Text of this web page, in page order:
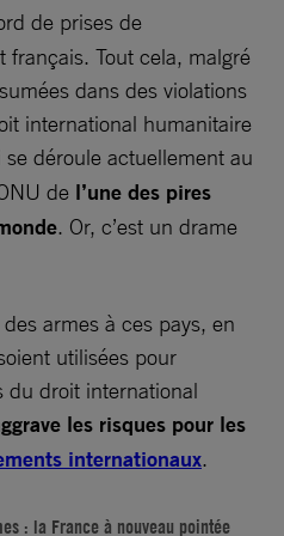
de prises de
français. Tout cela, malgré
dans des violations
international humanitaire
déroule actuellement au
de l’une des pires
. Or, c’est un drame
armes à ces pays, en
utilisées pour
du droit international
les risques pour les
internationaux.
: la France à nouveau pointée